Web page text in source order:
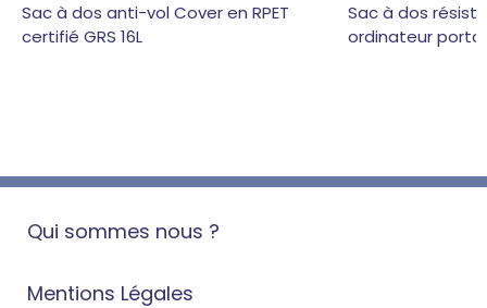
Sac à dos anti-vol Cover en RPET
certifié GRS 16L
Sac à dos
ordinateur
Qui sommes nous ?
Mentions Légales